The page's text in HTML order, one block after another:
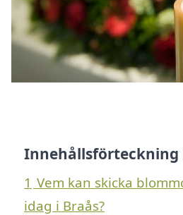
Innehållsförteckning
1 Vem kan skicka
idag i Braås?